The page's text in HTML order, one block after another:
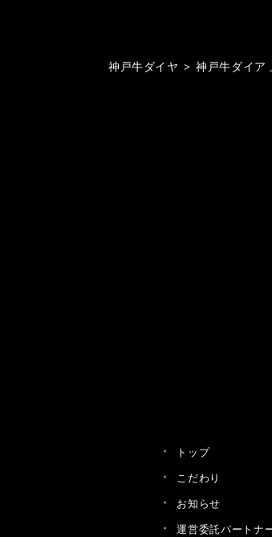
神戸牛ダイヤ > 神戸牛ダイア
トップ
こだわり
お知らせ
運営委託パートナ